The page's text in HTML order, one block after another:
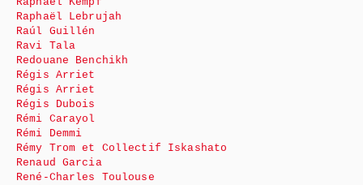
Raphaël Lebrujah
Raúl Guillén
Ravi Tala
Redouane Benchikh
Régis Arriet
Régis Arriet
Régis Dubois
Rémi Carayol
Rémi Demmi
Rémy Trom et Collectif Iskashato
Renaud Garcia
René-Charles Toulouse